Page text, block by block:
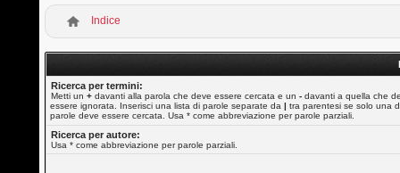
Indice
Ricerca per termini:
Metti un+ davanti alla parola che deve essere cercata e un- davanti a quella che
essere ignorata. Inserisci una lista di parole separate da| tra parentesi se solo una
parole deve essere cercata. Usa * come abbreviazione per parole parziali.
Ricerca per autore:
Usa * come abbreviazione per parole parziali.